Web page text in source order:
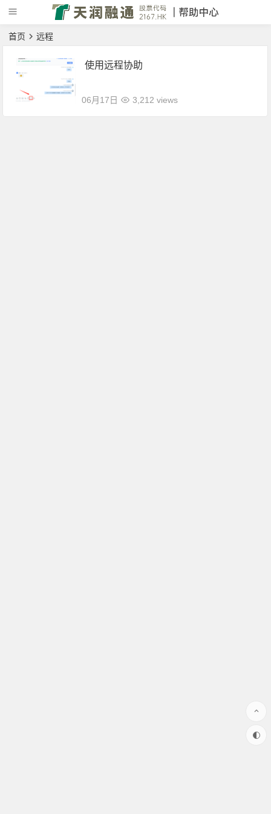
首页 远程
使用远程协助
06月17日 3,212 views